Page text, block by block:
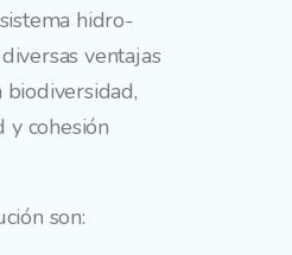
hidro-
ventajas
y cohesión
son: